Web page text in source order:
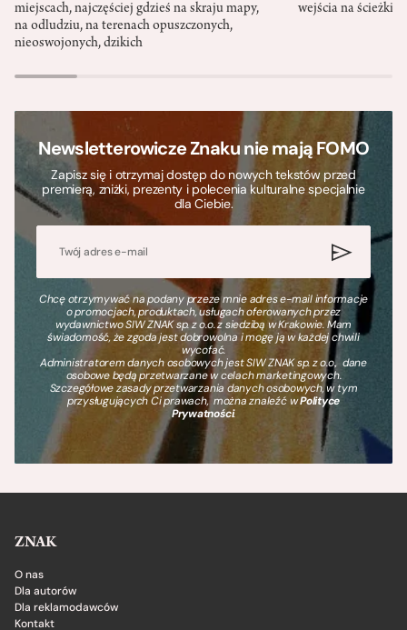
miejscach, najczęściej gdzieś na skraju mapy,
na odludziu, na terenach opuszczonych,
nieoswojonych, dzikich
wejścia na ścieżki
Newsletterowicze Znaku nie mają FOMO
Zapisz się i otrzymaj dostęp do nowych tekstów przed
premierą, zniżki, prezenty i polecenia kulturalne specjalnie
dla Ciebie.
Chcę otrzymywać na podany przeze mnie adres e-mail informacje
o promocjach, produktach, usługach oferowanych przez
wydawnictwo SIW ZNAK sp. z o.o. z siedzibą w Krakowie. Mam
świadomość, że zgoda jest dobrowolna i mogę ją w każdej chwili
wycofać.
Administratorem danych osobowych jest SIW ZNAK sp. z o.o., dane
osobowe będą przetwarzane w celach marketingowych.
Szczegółowe zasady przetwarzania danych osobowych, w tym
przysługujących Ci prawach, można znaleźć wPolityce
Prywatności.
ZNAK
O nas
Dla autorów
Dla reklamodawców
Kontakt